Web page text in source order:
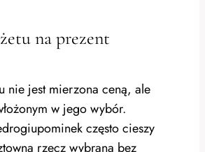
na prezent
nie jest mierzona ceną, ale
w jego wybór.
często cieszy
rzecz wybrana bez